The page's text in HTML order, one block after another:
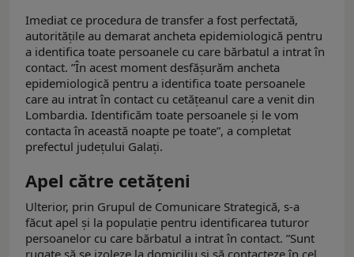
Imediat ce procedura de transfer a fost perfectată,
autoritățile au demarat ancheta epidemiologică pentru
a identifica toate persoanele cu care bărbatul a intrat în
contact. ”În acest moment desfășurăm ancheta
epidemiologică pentru a identifica toate persoanele
care au intrat în contact cu cetățeanul care a venit din
Lombardia. Identificăm toate persoanele și le vom
contacta în această noapte pe toate”, a completat
prefectul județului Galați.
Apel către cetățeni
Ulterior, prin Grupul de Comunicare Strategică, s-a
făcut apel și la populație pentru identificarea tuturor
persoanelor cu care bărbatul a intrat în contact. ”Sunt
rugate să se izoleze la domiciliu și să contacteze în cel